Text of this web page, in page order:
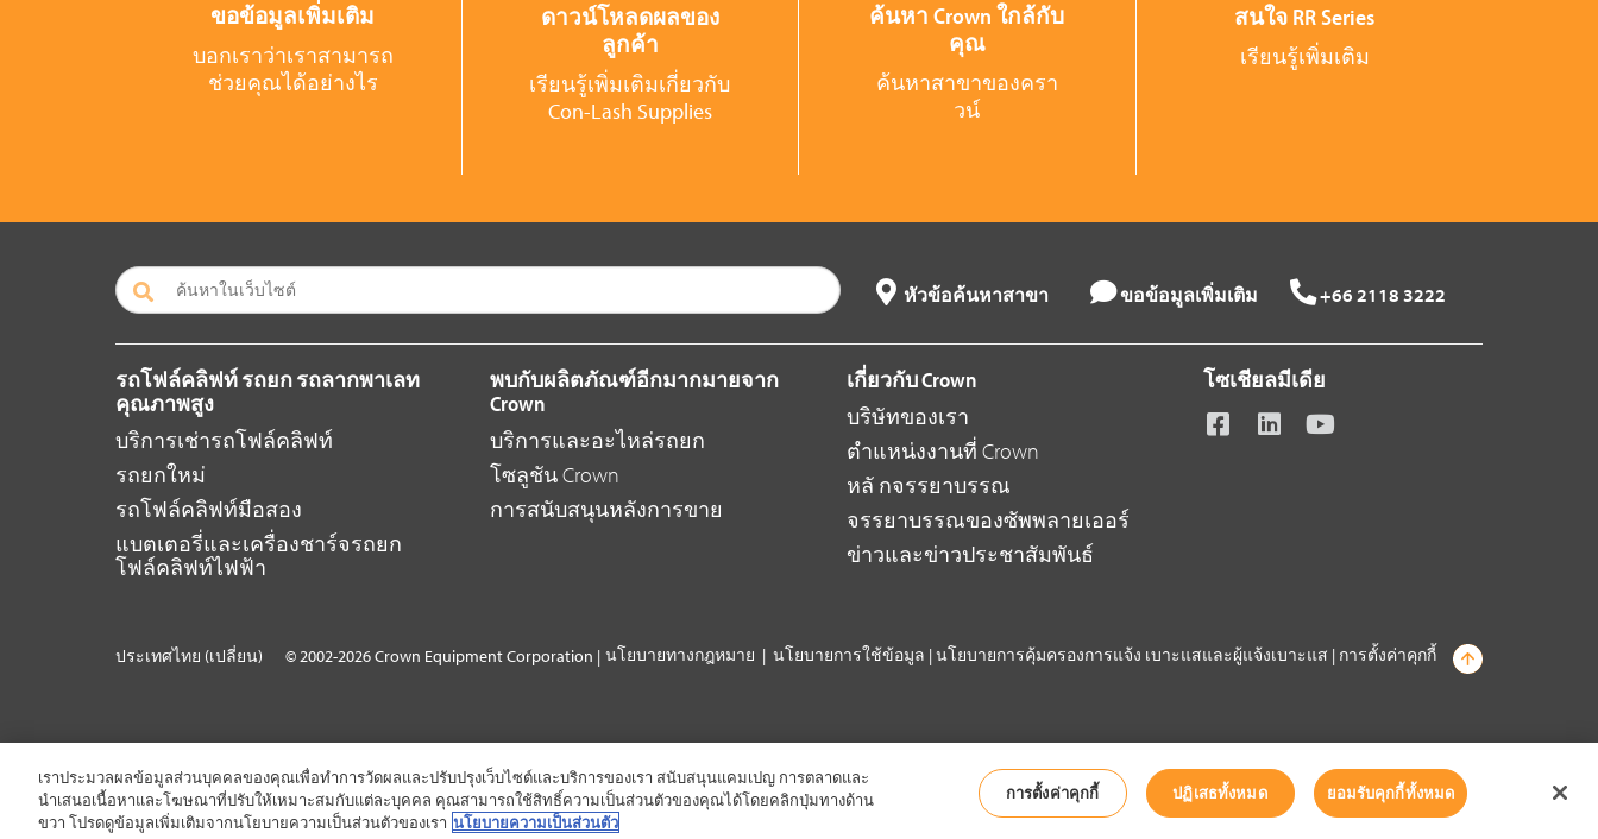
ขอข้อมูลเพิ่มเติม
บอกเราว่าเราสามารถ
ช่วยคุณได้อย่างไร
ดาวน์โหลดผลของ
ลูกค้า
เรียนรู้เพิ่มเติมเกี่ยวกับ
Con-Lash Supplies
ค้นหา Crown ใกล้กับ
คุณ
ค้นหาสาขาของครา
วน์
สนใจ RR Series
เรียนรู้เพิ่มเติม
หัวข้อค้นหาสาขา ขอข้อมูลเพิ่มเติม +66 2118 3222
รถโฟล์คลิฟท์ รถยก รถลากพาเลท
คุณภาพสูง
บริการเช่ารถโฟล์คลิฟท์
รถยกใหม่
รถโฟล์คลิฟท์มือสอง
แบตเตอรี่และเครื่องชาร์จรถยก
โฟล์คลิฟท์ไฟฟ้า
พบกับผลิตภัณฑ์อีกมากมายจาก
Crown
บริการและอะไหล่รถยก
โซลูชัน Crown
การสนับสนุนหลังการขาย
เกี่ยวกับ Crown
บริษัทของเรา
ตำแหน่งงานที่ Crown
หลั กจรรยาบรรณ
จรรยาบรรณของซัพพลายเออร์
ข่าวและข่าวประชาสัมพันธ์
โซเชียลมีเดีย
ประเทศไทย (เปลี่ยน) © 2002-2026 Crown Equipment Corporation | นโยบายทางกฎหมาย | นโยบายการใช้ข้อมูล |นโยบายการคุ้มครองการแจ้ง เบาะแสและผู้แจ้งเบาะแส | การตั้งค่าคุกกี้
เราประมวลผลข้อมูลส่วนบุคคลของคุณเพื่อทำการวัดผลและปรับปรุงเว็บไซต์และบริการของเรา สนับสนุนแคมเปญ การตลาดและ
นำเสนอเนื้อหาและโฆษณาที่ปรับให้เหมาะสมกับแต่ละบุคคล คุณสามารถใช้สิทธิ์ความเป็นส่วนตัวของคุณได้โดยคลิกปุ่มทางด้าน
ขวา โปรดดูข้อมูลเพิ่มเติมจากนโยบายความเป็นส่วนตัวของเรา นโยบายความเป็นส่วนตัว
การตั้งค่าคุกกี้ ปฏิเสธทั้งหมด ยอมรับคุกกี้ทั้งหมด